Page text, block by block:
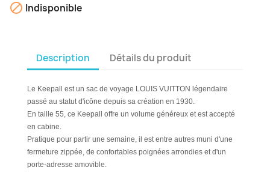
 Indisponible
Description Détails du produit
Le Keepall est un sac de voyage LOUIS VUITTON légendaire
passé au statut d'icône depuis sa création en 1930.
En taille 55, ce Keepall offre un volume généreux et est accepté
en cabine.
Pratique pour partir une semaine, il est entre autres muni d'une
fermeture zippée, de confortables poignées arrondies et d'un
porte-adresse amovible.